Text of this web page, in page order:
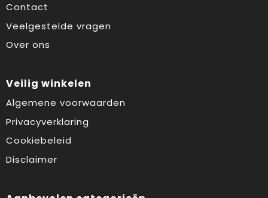
Contact
Veelgestelde vragen
Over ons
Veilig winkelen
Algemene voorwaarden
Privacyverklaring
Cookiebeleid
Disclaimer